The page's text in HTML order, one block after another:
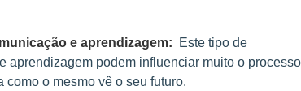
e aprendizagem:
Este tipo de
aprendizagem podem influenciar muito o processo
o mesmo vê o seu futuro.